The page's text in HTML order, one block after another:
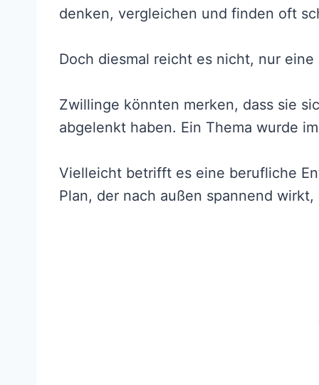
denken, vergleichen und finden oft
Doch diesmal reicht es nicht, nur
Zwillinge könnten merken, dass sie
abgelenkt haben. Ein Thema wurde
Vielleicht betrifft es eine berufliche
Plan, der nach außen spannend